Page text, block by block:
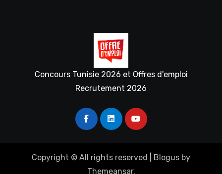
Concours Tunisie 2026 et Offres d'emploi
Recrutement 2026
Copyright © All rights reserved Blogus by
Themeansar.